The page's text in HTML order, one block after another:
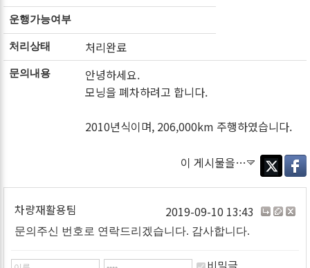
운행가능여부
처리상태 처리완료
문의내용
안녕하세요.
모닝을 폐차하려고 합니다.
2010년식이며, 206,000km 주행하였습니다.
이 게시물을…
Twitter
차량재활용팀 2019-09-10 13:43
문의주신 번호로 연락드리겠습니다. 감사합니다.